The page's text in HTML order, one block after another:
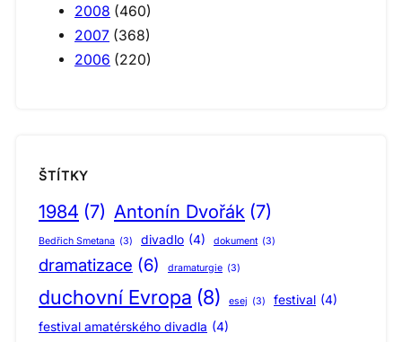
2008 (460)
2007 (368)
2006 (220)
ŠTÍTKY
1984 (7) Antonín Dvořák (7)
Bedřich Smetana (3) divadlo (4) dokument (3)
dramatizace (6) dramaturgie (3)
duchovní Evropa (8) esej (3) festival (4)
festival amatérského divadla (4)